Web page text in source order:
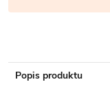
Popis produktu